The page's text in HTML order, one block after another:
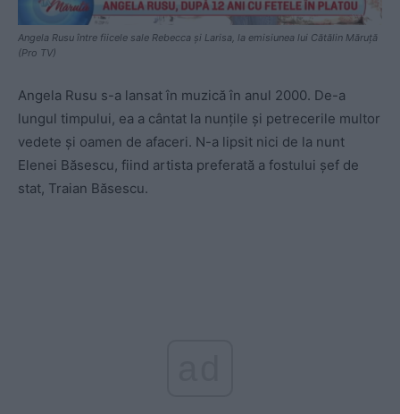
Angela Rusu între fiicele sale Rebecca și Larisa, la emisiunea lui Cătălin Măruță
(Pro TV)
Angela Rusu s-a lansat în muzică în anul 2000. De-a
lungul timpului, ea a cântat la nunţile şi petrecerile multor
vedete şi oamen de afaceri. N-a lipsit nici de la nunt
Elenei Băsescu, fiind artista preferată a fostului şef de
stat, Traian Băsescu.